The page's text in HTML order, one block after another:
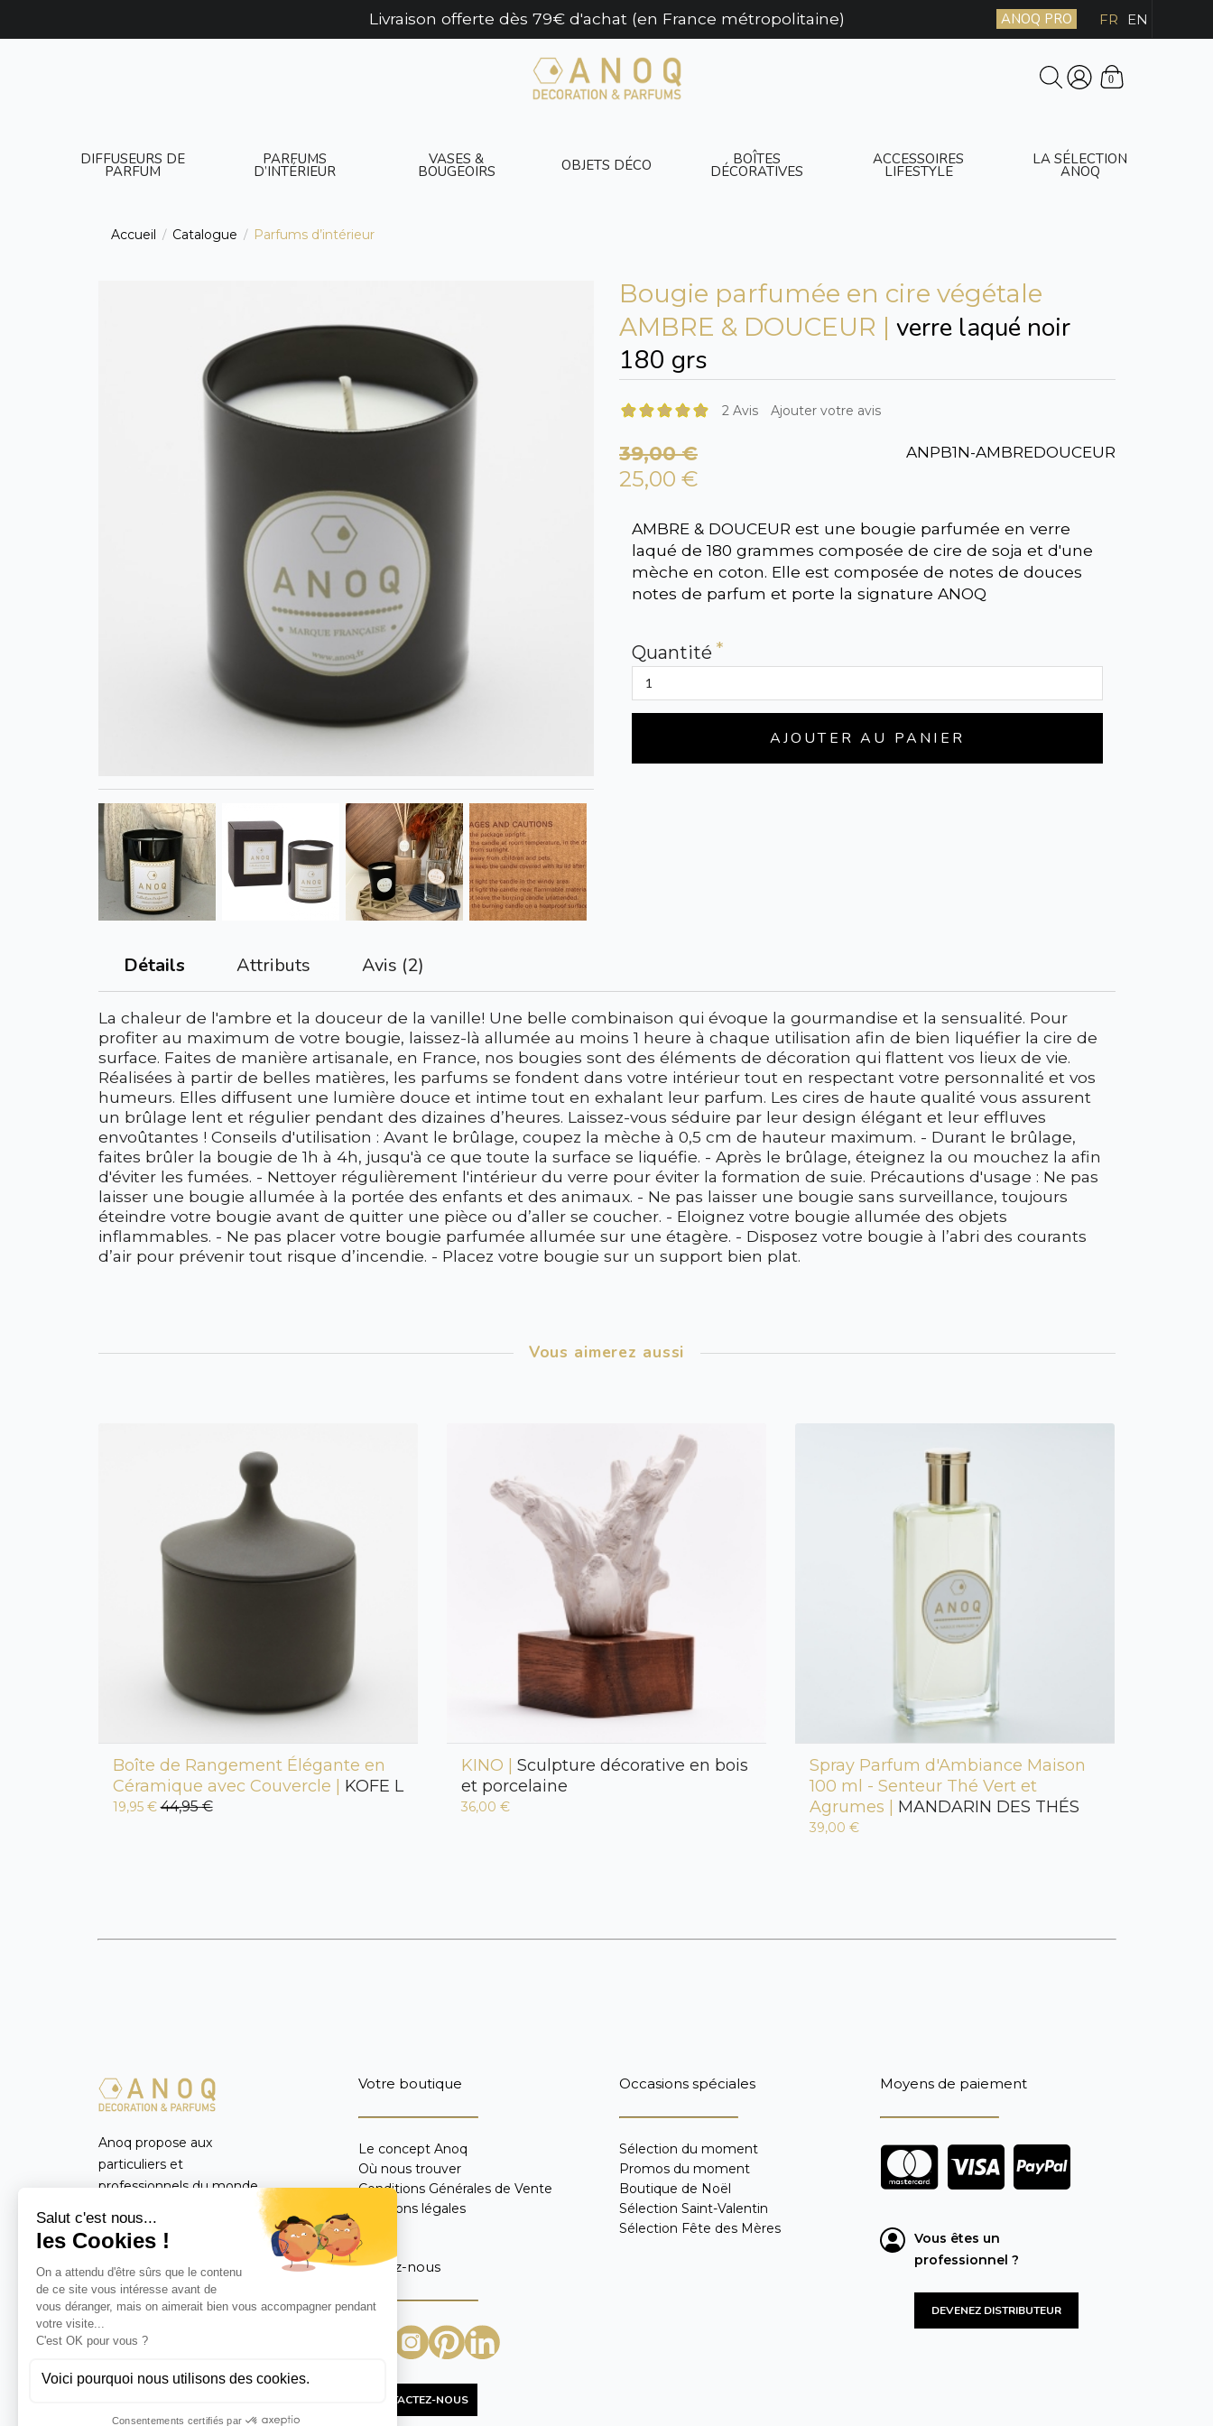
Livraison offerte dès 79€ d'achat (en France métropolitaine) ANOQ PRO FR EN
0
DIFFUSEURS DE
PARFUM
PARFUMS
D’INTÉRIEUR
VASES &
BOUGEOIRS OBJETS DÉCO BOÎTES
DÉCORATIVES
ACCESSOIRES
LIFESTYLE
LA SÉLECTION
ANOQ
Accueil / Catalogue / Parfums d’intérieur
Bougie parfumée en cire végétale
AMBRE & DOUCEUR | verre laqué noir
180 grs
2 Avis Ajouter votre avis
39,00 €
25,00 €
ANPB1N-AMBREDOUCEUR
AMBRE & DOUCEUR est une bougie parfumée en verre
laqué de 180 grammes composée de cire de soja et d'une
mèche en coton. Elle est composée de notes de douces
notes de parfum et porte la signature ANOQ
Quantité
AJOUTER AU PANIER
Détails Attributs Avis (2)
La chaleur de l'ambre et la douceur de la vanille! Une belle combinaison qui évoque la gourmandise et la sensualité. Pour
profiter au maximum de votre bougie, laissez-là allumée au moins 1 heure à chaque utilisation afin de bien liquéfier la cire de
surface. Faites de manière artisanale, en France, nos bougies sont des éléments de décoration qui flattent vos lieux de vie.
Réalisées à partir de belles matières, les parfums se fondent dans votre intérieur tout en respectant votre personnalité et vos
humeurs. Elles diffusent une lumière douce et intime tout en exhalant leur parfum. Les cires de haute qualité vous assurent
un brûlage lent et régulier pendant des dizaines d’heures. Laissez-vous séduire par leur design élégant et leur effluves
envoûtantes ! Conseils d'utilisation : Avant le brûlage, coupez la mèche à 0,5 cm de hauteur maximum. - Durant le brûlage,
faites brûler la bougie de 1h à 4h, jusqu'à ce que toute la surface se liquéfie. - Après le brûlage, éteignez la ou mouchez la afin
d'éviter les fumées. - Nettoyer régulièrement l'intérieur du verre pour éviter la formation de suie. Précautions d'usage : Ne pas
laisser une bougie allumée à la portée des enfants et des animaux. - Ne pas laisser une bougie sans surveillance, toujours
éteindre votre bougie avant de quitter une pièce ou d’aller se coucher. - Eloignez votre bougie allumée des objets
inflammables. - Ne pas placer votre bougie parfumée allumée sur une étagère. - Disposez votre bougie à l’abri des courants
d’air pour prévenir tout risque d’incendie. - Placez votre bougie sur un support bien plat.
Vous aimerez aussi
Boîte de Rangement Élégante en
Céramique avec Couvercle | KOFE L
19,95 € 44,95 €
KINO | Sculpture décorative en bois
et porcelaine
36,00 €
Spray Parfum d'Ambiance Maison
100 ml - Senteur Thé Vert et
Agrumes | MANDARIN DES THÉS
39,00 €
Anoq propose aux
particuliers et
professionnels du monde
décoration d’intérieur,
parfums et diffuseurs de
parfum réalisés de
manière artisanale avec
des matières naturelles.
Votre boutique
Le concept Anoq
Où nous trouver
Conditions Générales de Vente
Mentions légales
FAQ
Suivez-nous
CONTACTEZ-NOUS
Occasions spéciales
Sélection du moment
Promos du moment
Boutique de Noël
Sélection Saint-Valentin
Sélection Fête des Mères
Moyens de paiement
Vous êtes un
professionnel ?
DEVENEZ DISTRIBUTEUR